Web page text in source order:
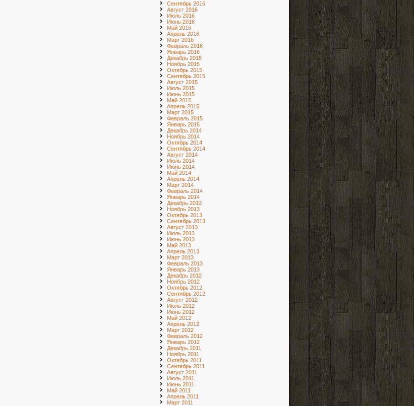
Сентябрь 2016
Август 2016
Июль 2016
Июнь 2016
Май 2016
Апрель 2016
Март 2016
Февраль 2016
Январь 2016
Декабрь 2015
Ноябрь 2015
Октябрь 2015
Сентябрь 2015
Август 2015
Июль 2015
Июнь 2015
Май 2015
Апрель 2015
Март 2015
Февраль 2015
Январь 2015
Декабрь 2014
Ноябрь 2014
Октябрь 2014
Сентябрь 2014
Август 2014
Июль 2014
Июнь 2014
Май 2014
Апрель 2014
Март 2014
Февраль 2014
Январь 2014
Декабрь 2013
Ноябрь 2013
Октябрь 2013
Сентябрь 2013
Август 2013
Июль 2013
Июнь 2013
Май 2013
Апрель 2013
Март 2013
Февраль 2013
Январь 2013
Декабрь 2012
Ноябрь 2012
Октябрь 2012
Сентябрь 2012
Август 2012
Июль 2012
Июнь 2012
Май 2012
Апрель 2012
Март 2012
Февраль 2012
Январь 2012
Декабрь 2011
Ноябрь 2011
Октябрь 2011
Сентябрь 2011
Август 2011
Июль 2011
Июнь 2011
Май 2011
Апрель 2011
Март 2011